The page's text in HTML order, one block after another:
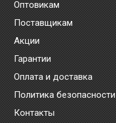
Оптовикам
Поставщикам
Акции
Гарантии
Оплата и доставка
Политика безопасности
Контакты